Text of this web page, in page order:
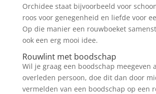
Orchidee staat bijvoorbeeld voor
roos voor genegenheid en liefde voor
Op die manier een rouwboeket
ook een erg mooi idee.
Rouwlint met boodschap
Wil je graag een boodschap meegeven
overleden persoon, doe dit dan door
vermelden van een boodschap op een